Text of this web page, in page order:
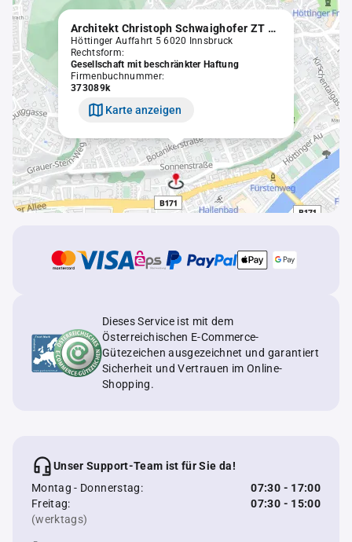
Architekt Christoph Schwaighofer ZT GmbH
Höttinger Auffahrt 5 6020 Innsbruck
Rechtsform:
Gesellschaft mit beschränkter Haftung
Firmenbuchnummer:
373089k
Karte anzeigen
Dieses Service ist mit dem
Österreichischen E-Commerce-
Gütezeichen ausgezeichnet und garantiert
Sicherheit und Vertrauen im Online-
Shopping.
Unser Support-Team ist für Sie da!
Montag - Donnerstag:
07:30 - 17:00
Freitag:
07:30 - 15:00
(werktags)